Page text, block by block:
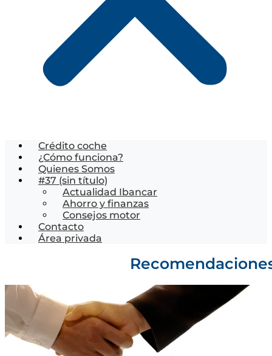
Crédito coche
¿Cómo funciona?
Quienes Somos
#37 (sin título)
Actualidad Ibancar
Ahorro y finanzas
Consejos motor
Contacto
Área privada